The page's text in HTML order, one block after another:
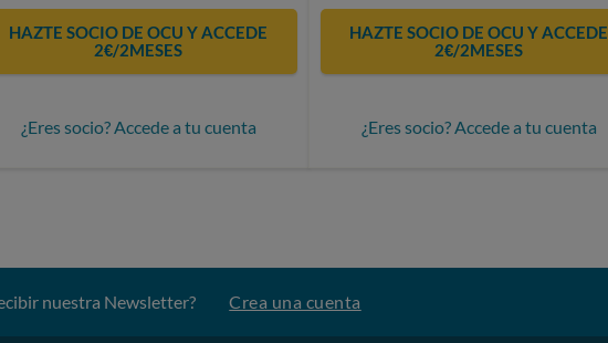
HAZTE SOCIO DE OCU Y ACCEDE
2€/2MESES
¿Eres socio? Accede a tu cuenta
HAZTE SOCIO DE OCU Y ACCEDE
2€/2MESES
¿Eres socio? Accede a tu cuenta
nuestra Newsletter? Crea una cuenta